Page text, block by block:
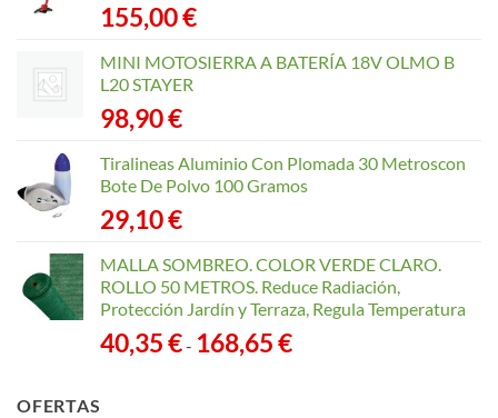
155,00€
MINI MOTOSIERRA A BATERÍA 18V OLMO B
L20 STAYER
98,90€
Tiralineas Aluminio Con Plomada 30 Metroscon
Bote De Polvo 100 Gramos
29,10€
MALLA SOMBREO. COLOR VERDE CLARO.
ROLLO 50 METROS. Reduce Radiación,
Protección Jardín y Terraza, Regula Temperatura
40,35€- 168,65€Rango
OFERTAS